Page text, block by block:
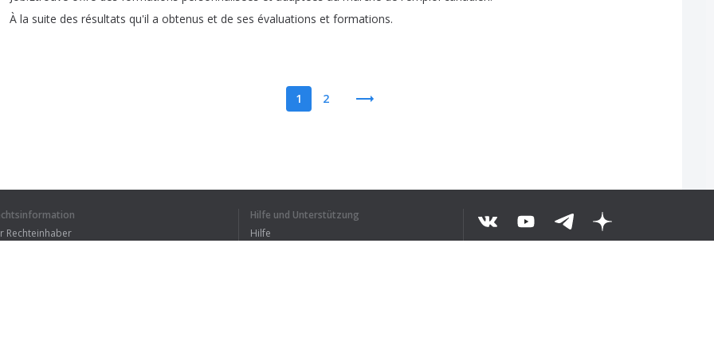
À la suite des résultats qu'il a obtenus et de ses évaluations et formations.
1 2
Rechteinhaber
Hilfe und Unterstützung
Hilfe